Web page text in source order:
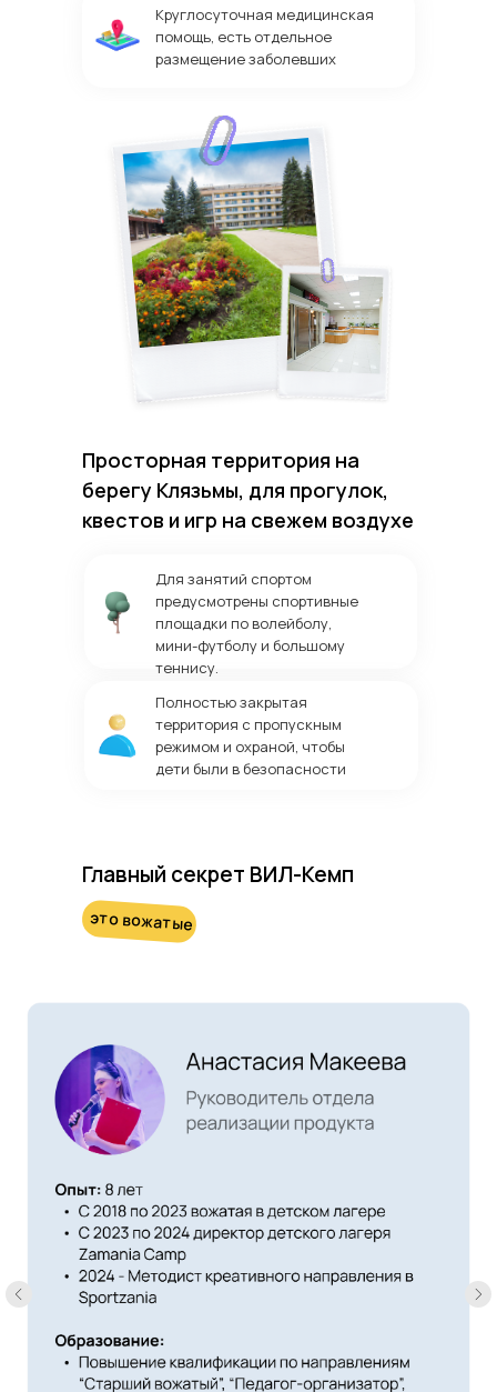
Круглосуточная медицинская
помощь, есть отдельное
размещение заболевших
Просторная территория на
берегу Клязьмы, для прогулок,
квестов и игр на свежем воздухе
Для занятий спортом
предусмотрены спортивные
площадки по волейболу,
мини-футболу и большому
теннису.
Полностью закрытая
территория с пропускным
режимом и охраной, чтобы
дети были в безопасности
Главный секрет ВИЛ-Кемп
это вожатые